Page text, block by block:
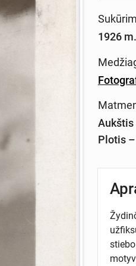
1926 m.
Aukštis
Plotis